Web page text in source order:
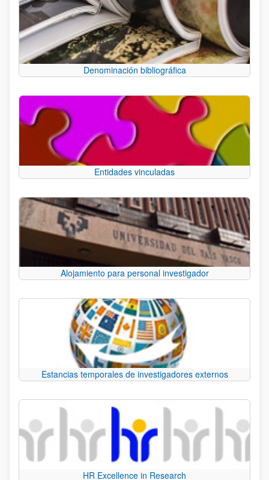
Denominación bibliográfica
Entidades vinculadas
Alojamiento para personal investigador
Estancias temporales de investigadores externos
HR Excellence in Research